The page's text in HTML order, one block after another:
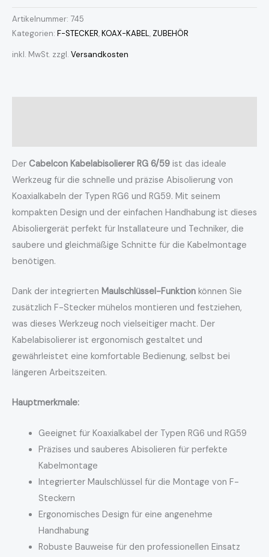
Artikelnummer: 745
Kategorien: F-STECKER,KOAX-KABEL, ZUBEHÖR
inkl. MwSt. zzgl. Versandkosten
Der Cabelcon Kabelabisolierer RG 6/59 ist das ideale
Werkzeug für die schnelle und präzise Abisolierung von
Koaxialkabeln der Typen RG6 und RG59. Mit seinem
kompakten Design und der einfachen Handhabung ist dieses
Abisoliergerät perfekt für Installateure und Techniker, die
saubere und gleichmäßige Schnitte für die Kabelmontage
benötigen.
Dank der integrierten Maulschlüssel-Funktion können Sie
zusätzlich F-Stecker mühelos montieren und festziehen,
was dieses Werkzeug noch vielseitiger macht. Der
Kabelabisolierer ist ergonomisch gestaltet und
gewährleistet eine komfortable Bedienung, selbst bei
längeren Arbeitszeiten.
Hauptmerkmale:
Geeignet für Koaxialkabel der Typen RG6 und RG59
Präzises und sauberes Abisolieren für perfekte
Kabelmontage
Integrierter Maulschlüssel für die Montage von F-
Steckern
Ergonomisches Design für eine angenehme
Handhabung
Robuste Bauweise für den professionellen Einsatz